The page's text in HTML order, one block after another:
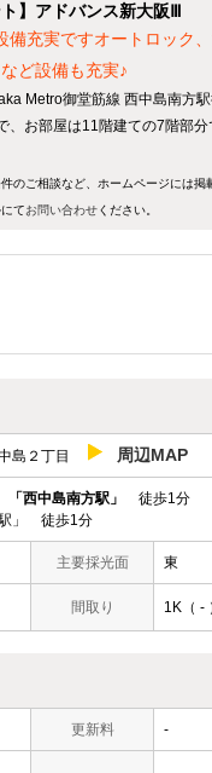
】アドバンス新大阪Ⅲ
備充実ですオートロック
ど設備も充実♪
Metro御堂筋線 西中島南方
お部屋は11階建ての7階部分
ご相談など、ホームページには掲
てお問い合わせください。
島２丁目 周辺MAP
「西中島南方駅」
徒歩1分
」 徒歩1分
主要採光面 東
間取り 1K（ -
更新料 -